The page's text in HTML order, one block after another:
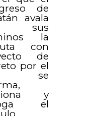
de
avala
sus
la
con
de
por el
se
y
el